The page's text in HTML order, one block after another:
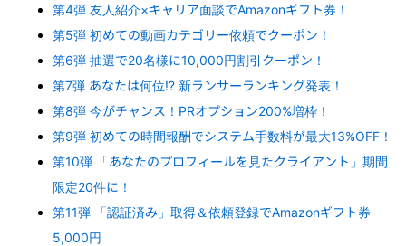
第4弾 友人紹介×キャリア面談でAmazonギフト券！
第5弾 初めての動画カテゴリー依頼でクーポン！
第6弾 抽選で20名様に10,000円割引クーポン！
第7弾 あなたは何位⁉︎ 新ランサーランキング発表！
第8弾 今がチャンス！PRオプション200%増枠！
第9弾 初めての時間報酬でシステム手数料が最大13%OFF！
第10弾 「あなたのプロフィールを見たクライアント」期間
限定20件に！
第11弾 「認証済み」取得＆依頼登録でAmazonギフト券
5,000円